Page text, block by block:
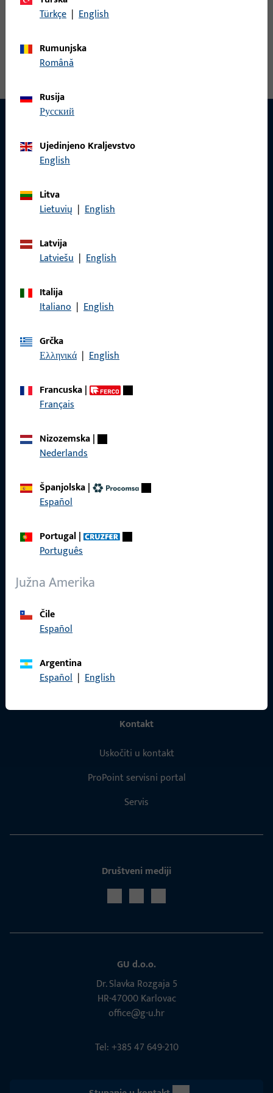
mm, ukupna duljina 100 mm, Maks. masa krila 130 kg, Smjer
otvaranja graničnik Desno
KONTAKT
Naš tim za korisničku podršku rado će vam pomoći sa svim
pitanjima vezanim uz proizvode, primjene i projekte.
Nazovite nas
Türkçe | English
Rumunjska
Română
Rusija
русский
Ujedinjeno Kraljevstvo
English
Litva
Lietuvių | English
Latvija
Latviešu | English
Italija
Italiano | English
Grčka
Ελληνικά | English
Francuska|
Français
Nizozemska|
Nederlands
Španjolska|
Español
Portugal|
Português
Južna Amerika
Čile
Español
Argentina
Español | English
Općenito
Zaštita podataka
Brzi pristup
Kontakt
Uskočiti u kontakt
ProPoint servisni portal
Servis
Društveni mediji
GU d.o.o.
Dr. Slavka Rozgaja 5
HR-47000 Karlovac
office@g-u.hr
Tel: +385 47 649-210